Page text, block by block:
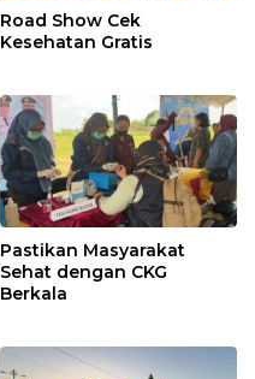
Road Show Cek
Kesehatan Gratis
Pastikan Masyarakat
Sehat dengan CKG
Berkala